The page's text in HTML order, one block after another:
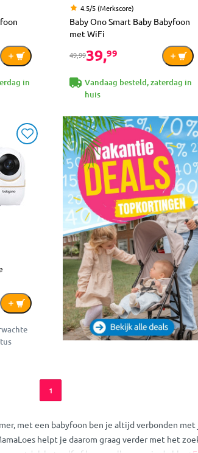
in
4.5/5 (Merkscore)
Baby Ono Smart Baby Babyfoon
met WiFi
49,9939,99
Vandaag besteld, zaterdag in
huis
1
met een babyfoon ben je altijd verbonden
helpt je daarom graag verder met het